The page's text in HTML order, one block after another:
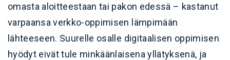
omasta aloitteestaan tai pakon edessä – kastanut
varpaansa verkko-oppimisen lämpimään
lähteeseen. Suurelle osalle digitaalisen oppimisen
hyödyt eivät tule minkäänlaisena yllätyksenä, ja